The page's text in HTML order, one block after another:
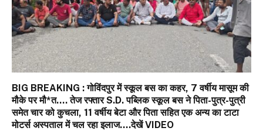
BIG BREAKING : गोविंदपुर में स्कूल बस का कहर, 7 वर्षीय मासूम की
मौके पर मौ*त…. तेज रफ्तार S.D. पब्लिक स्कूल बस ने पिता-पुत्र-पुत्री
समेत चार को कुचला, 11 वर्षीय बेटा और पिता सहित एक अन्य का टाटा
मोटर्स अस्पताल में चल रहा इलाज….देखें VIDEO